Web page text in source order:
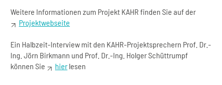
Weitere Informationen zum Projekt KAHR finden Sie auf der
Projektwebseite
Ein Halbzeit-Interview mit den KAHR-Projektsprechern Prof. Dr.-
Ing. Jörn Birkmann und Prof. Dr.-Ing. Holger Schüttrumpf
können Sie
hier lesen